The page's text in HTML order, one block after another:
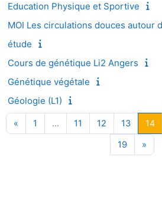
Education Physique et Sportive
MOI Les circulations douces autour
étude
Cours de génétique Li2 Angers
Génétique végétale
Géologie (L1)
« Page précédente
1 Page 1
… 11 Page 11
12 Page 12
13Page 13
14
19Page 19
»